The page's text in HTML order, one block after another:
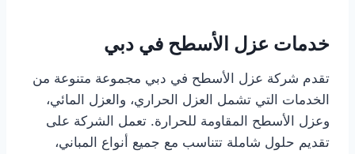
خدمات عزل الأسطح في دبي
تقدم شركة عزل الأسطح في دبي مجموعة متنوعة من
الخدمات التي تشمل العزل الحراري، والعزل المائي،
وعزل الأسطح المقاومة للحرارة. تعمل الشركة على
تقديم حلول شاملة تتناسب مع جميع أنواع المباني،